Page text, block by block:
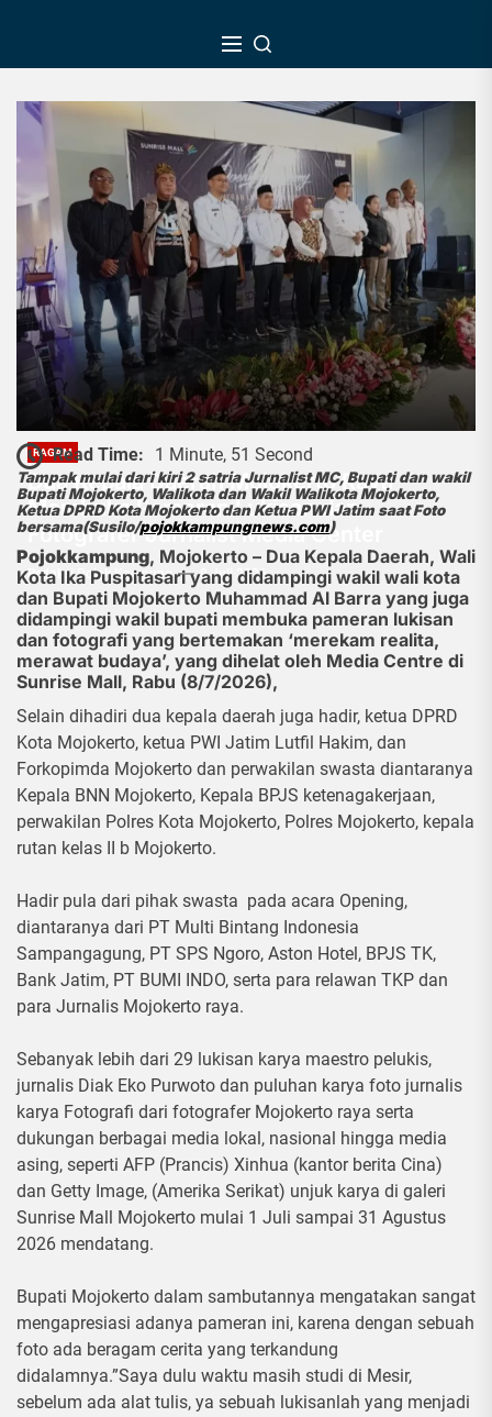
the
RAGAM
Dua Kepala Daerah Mojokerto Raya
Membuka Pameran Lukisan dan
Fotografer Jurnalist Media Center
Redaksi Pojok Kampung 8 Juli 2026
Read Time: 1 Minute, 51 Second
Tampak mulai dari kiri 2 satria Jurnalist MC, Bupati dan wakil
Bupati Mojokerto, Walikota dan Wakil Walikota Mojokerto,
Ketua DPRD Kota Mojokerto dan Ketua PWI Jatim saat Foto
bersama(Susilo/pojokkampungnews.com)
Pojokkampung, Mojokerto – Dua Kepala Daerah, Wali
Kota Ika Puspitasari yang didampingi wakil wali kota
dan Bupati Mojokerto Muhammad Al Barra yang juga
didampingi wakil bupati membuka pameran lukisan
dan fotografi yang bertemakan ‘merekam realita,
merawat budaya’, yang dihelat oleh Media Centre di
Sunrise Mall, Rabu (8/7/2026),
Selain dihadiri dua kepala daerah juga hadir, ketua DPRD
Kota Mojokerto, ketua PWI Jatim Lutfil Hakim, dan
Forkopimda Mojokerto dan perwakilan swasta diantaranya
Kepala BNN Mojokerto, Kepala BPJS ketenagakerjaan,
perwakilan Polres Kota Mojokerto, Polres Mojokerto, kepala
rutan kelas II b Mojokerto.
Hadir pula dari pihak swasta pada acara Opening,
diantaranya dari PT Multi Bintang Indonesia
Sampangagung, PT SPS Ngoro, Aston Hotel, BPJS TK,
Bank Jatim, PT BUMI INDO, serta para relawan TKP dan
para Jurnalis Mojokerto raya.
Sebanyak lebih dari 29 lukisan karya maestro pelukis,
jurnalis Diak Eko Purwoto dan puluhan karya foto jurnalis
karya Fotografi dari fotografer Mojokerto raya serta
dukungan berbagai media lokal, nasional hingga media
asing, seperti AFP (Prancis) Xinhua (kantor berita Cina)
dan Getty Image, (Amerika Serikat) unjuk karya di galeri
Sunrise Mall Mojokerto mulai 1 Juli sampai 31 Agustus
2026 mendatang.
Bupati Mojokerto dalam sambutannya mengatakan sangat
mengapresiasi adanya pameran ini, karena dengan sebuah
foto ada beragam cerita yang terkandung
didalamnya.”Saya dulu waktu masih studi di Mesir,
sebelum ada alat tulis, ya sebuah lukisanlah yang menjadi